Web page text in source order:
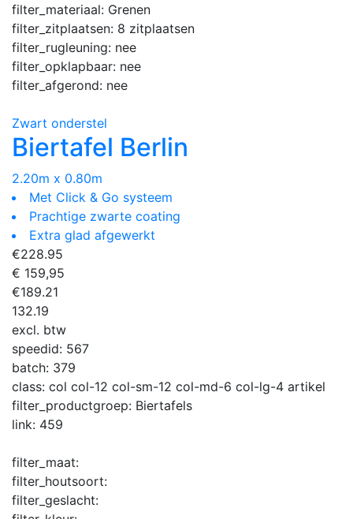
filter_materiaal: Grenen
filter_zitplaatsen: 8 zitplaatsen
filter_rugleuning: nee
filter_opklapbaar: nee
filter_afgerond: nee
Zwart onderstel
Biertafel Berlin
2.20m x 0.80m
Met Click & Go systeem
Prachtige zwarte coating
Extra glad afgewerkt
€228.95
€ 159,95
€189.21
132.19
excl. btw
speedid: 567
batch: 379
class: col col-12 col-sm-12 col-md-6 col-lg-4 artikel
filter_productgroep: Biertafels
link: 459
filter_maat:
filter_houtsoort:
filter_geslacht: